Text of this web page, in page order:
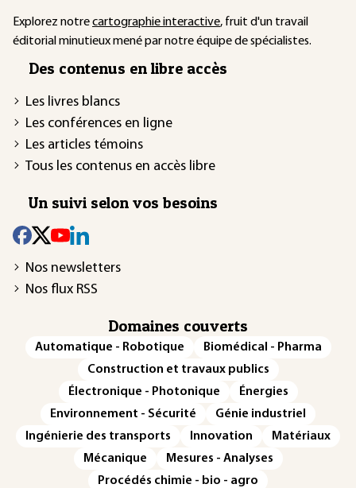
Explorez notrecartographie interactive, fruit d'un travail
éditorial minutieux mené par notre équipe de spécialistes.
Des contenus en libre accès
Les livres blancs
Les conférences en ligne
Les articles témoins
Tous les contenus en accès libre
Un suivi selon vos besoins
Nos newsletters
Nos flux RSS
Domaines couverts
Automatique - Robotique
Biomédical - Pharma
Construction et travaux publics
Électronique - Photonique
Énergies
Environnement - Sécurité
Génie industriel
Ingénierie des transports
Innovation
Matériaux
Mécanique
Mesures - Analyses
Procédés chimie - bio - agro